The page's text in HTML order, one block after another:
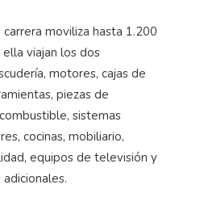
moviliza hasta 1.200
viajan los dos
motores, cajas de
piezas de
sistemas
cocinas, mobiliario,
equipos de televisión y